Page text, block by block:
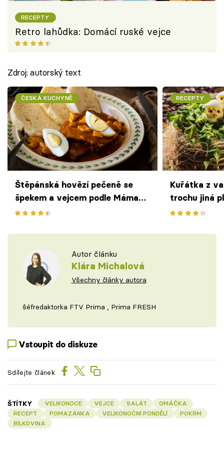
RECEPTY
Retro lahůdka: Domácí ruské vejce
Zdroj: autorský text
ČESKÁ KUCHYNĚ
Štěpánská hovězí pečeně se
špekem a vejcem podle Máma
peče doma
RECEPTY
Kuřátka z
trochu jiná
Autor článku
Klára Michalová
Všechny články autora
šéfredaktorka FTV Prima , Prima FRESH
Vstoupit do diskuze
Sdílejte článek
ŠTÍTKY VELIKONOCE VEJCE SALÁT
OMÁČKA
RECEPT
POMAZÁNKA VELIKONOČNÍ PONDĚLÍ
POKRM
BÍLKOVINA